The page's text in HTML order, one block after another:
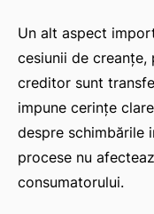
Un alt aspect
cesiunii de
creditor sunt
impune cerințe
despre schimbările
procese nu
consumatorului.